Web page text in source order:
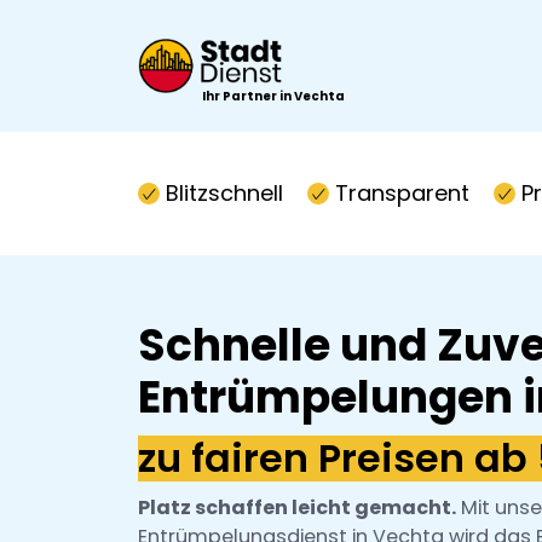
Ihr Partner in Vechta
Blitzschnell Transparent
Schnelle und
Entrümpelungen
zu fairen Preisen
Platz schaffen leicht gemacht. Mit
Entrümpelungsdienst in Vechta wird das